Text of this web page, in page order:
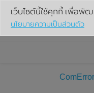
เว็บไซต์นี้ใช้คุกกี้ เพื่อพัฒ
นโยบายความเป็นส่วนตัว